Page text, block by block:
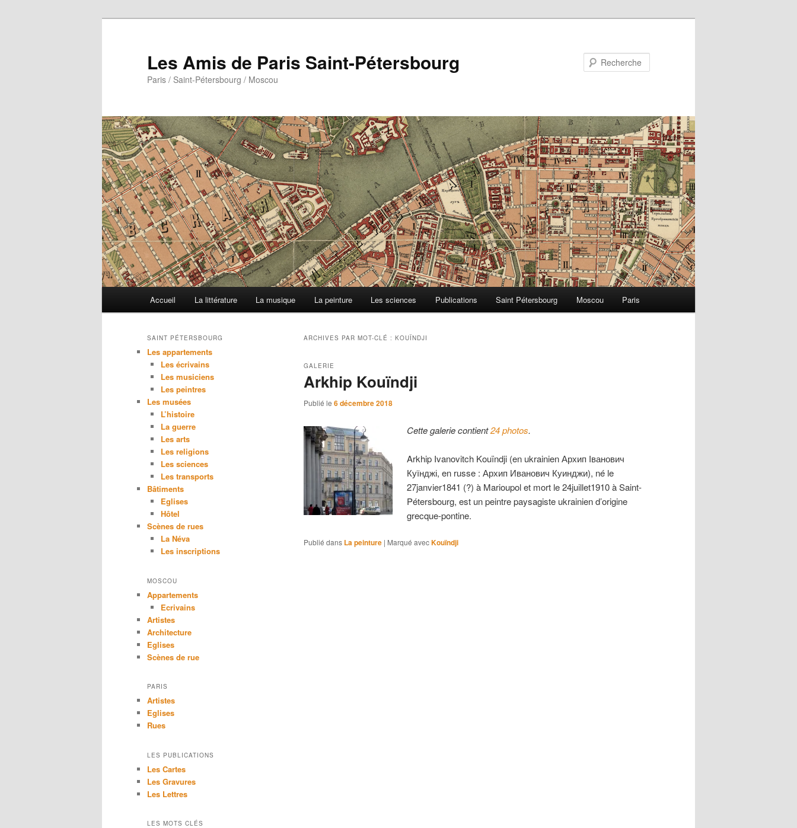
Les Amis de Paris Saint-Pétersbourg
Paris / Saint-Pétersbourg / Moscou
Accueil La littérature La musique La peinture Les sciences Publications Saint Pétersbourg Moscou Paris
ARCHIVES PAR MOT-CLÉ : KOUÏNDJI
Arkhip Kouïndji
GALERIE
Publié le 6 décembre 2018
Cette galerie contient24 photos.
Arkhip Ivanovitch Kouïndji (en ukrainien Архип Іванович
Куїнджі, en russe : Архип Иванович Куинджи), né le
27janvier1841 (?) à Marioupol et mort le 24juillet1910 à Saint-
Pétersbourg, est un peintre paysagiste ukrainien d’origine
grecque-pontine.
Publié dans La peinture | Marqué avecKouïndji
SAINT PÉTERSBOURG
Les appartements
Les écrivains
Les musiciens
Les peintres
Les musées
L’histoire
La guerre
Les arts
Les religions
Les sciences
Les transports
Bâtiments
Eglises
Hôtel
Scènes de rues
La Néva
Les inscriptions
MOSCOU
Appartements
Ecrivains
Artistes
Architecture
Eglises
Scènes de rue
PARIS
Artistes
Eglises
Rues
LES PUBLICATIONS
Les Cartes
Les Gravures
Les Lettres
LES MOTS CLÉS